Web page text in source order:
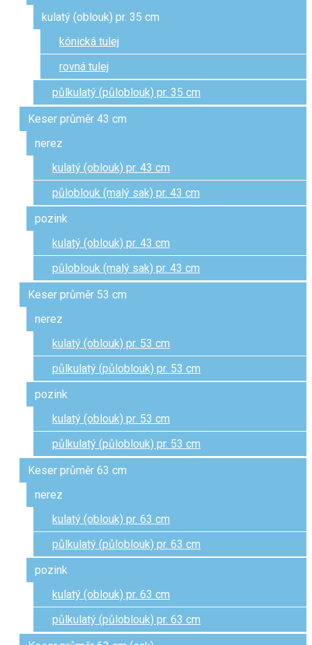
kulatý (oblouk) pr. 35 cm
kónická tulej
rovná tulej
půlkulatý (půloblouk) pr. 35 cm
Keser průměr 43 cm
nerez
kulatý (oblouk) pr. 43 cm
půloblouk (malý sak) pr. 43 cm
pozink
kulatý (oblouk) pr. 43 cm
půloblouk (malý sak) pr. 43 cm
Keser průměr 53 cm
nerez
kulatý (oblouk) pr. 53 cm
půlkulatý (půloblouk) pr. 53 cm
pozink
kulatý (oblouk) pr. 53 cm
půlkulatý (půloblouk) pr. 53 cm
Keser průměr 63 cm
nerez
kulatý (oblouk) pr. 63 cm
půlkulatý (půloblouk) pr. 63 cm
pozink
kulatý (oblouk) pr. 63 cm
půlkulatý (půloblouk) pr. 63 cm